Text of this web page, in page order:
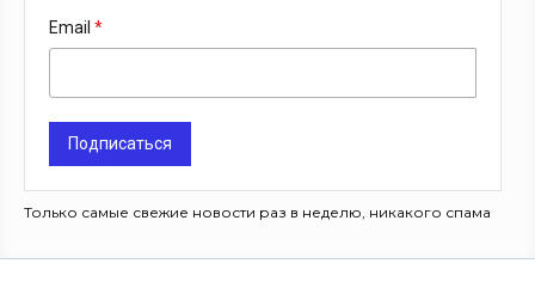
Email
Подписаться
Только самые свежие новости раз в неделю, никакого спама